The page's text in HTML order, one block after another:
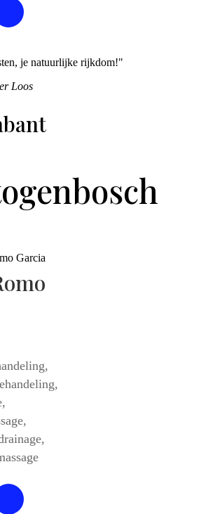
je natuurlijke rijkdom!"
Loos